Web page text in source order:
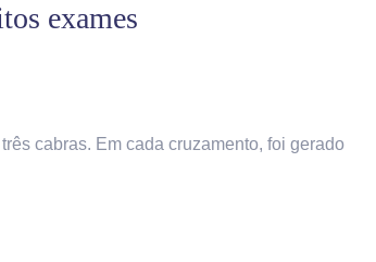
exames
cabras. Em cada cruzamento, foi gerado